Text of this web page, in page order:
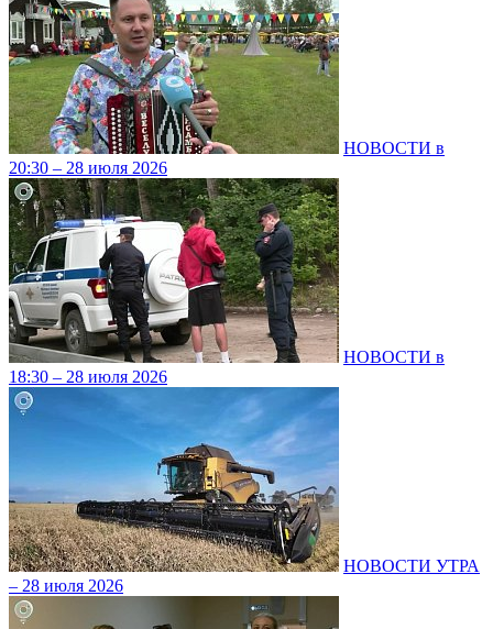
НОВОСТИ в
20:30 – 28 июля 2026
НОВОСТИ в
18:30 – 28 июля 2026
НОВОСТИ УТРА
– 28 июля 2026